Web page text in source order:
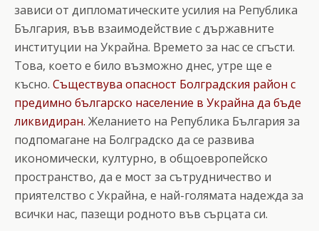
зависи от дипломатическите усилия на Република
България, във взаимодействие с държавните
институции на Украйна. Времето за нас се сгъсти.
Това, което е било възможно днес, утре ще е
късно. Съществува опасност Болградския район с
предимно българско население в Украйна да бъде
ликвидиран. Желанието на Република България за
подпомагане на Болградско да се развива
икономически, културно, в общоевропейско
пространство, да е мост за сътрудничество и
приятелство с Украйна, е най-голямата надежда за
всички нас, пазещи родното във сърцата си.